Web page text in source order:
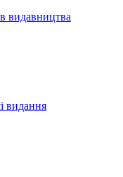
видавництва
видання